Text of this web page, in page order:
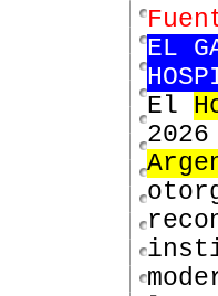
EL
El